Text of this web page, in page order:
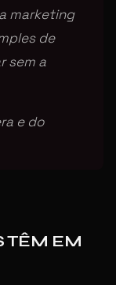
marketing
de
sem a
e do
TÊM EM